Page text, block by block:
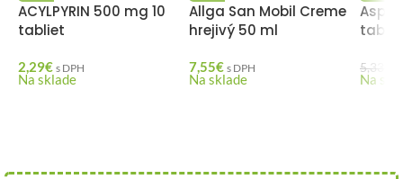
ACYLPYRIN 500 mg 10
tabliet
2,29€ s DPH
Na sklade
Allga San Mobil Creme
hrejivý 50 ml
7,55€ s DPH
Na sklade
5,33
Na